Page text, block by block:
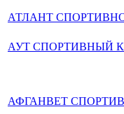
АТЛАНТ
АУТ СПОРТИВНЫЙ
АФГАНВЕТ